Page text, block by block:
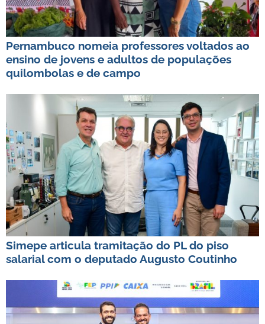
Pernambuco nomeia professores voltados ao
ensino de jovens e adultos de populações
quilombolas e de campo
Simepe articula tramitação do PL do piso
salarial com o deputado Augusto Coutinho